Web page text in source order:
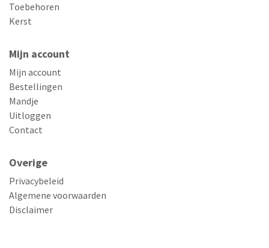
Toebehoren
Kerst
Mijn account
Mijn account
Bestellingen
Mandje
Uitloggen
Contact
Overige
Privacybeleid
Algemene voorwaarden
Disclaimer